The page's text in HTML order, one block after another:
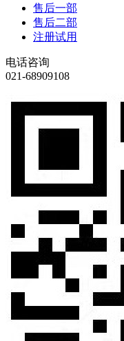
售后一部
售后二部
注册试用
电话咨询
021-68909108